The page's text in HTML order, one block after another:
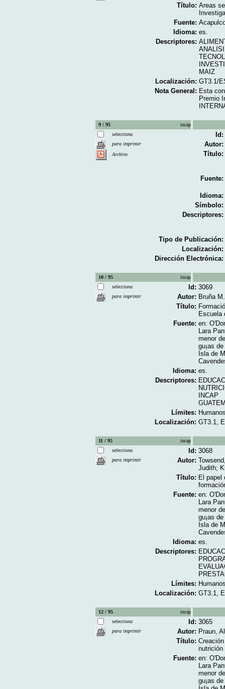
Título: Areas
Fuente:
Idioma: es.
Descriptores:
MAIZ
Localización: GT3.1/
Nota General: Esta
Premio
9 / 95
incap
selecciona
para imprimir
Archivo
Id:
Autor:
Título:
Fuente:
Idioma:
Símbolo:
Descriptores:
Tipo de Publicación:
Localización:
Dirección Electrónica:
10 / 95
incap
selecciona
para imprimir
Id: 3069
Autor: Bruña
Título:
Escuela
Fuente: en:
Lara
menor
gu¡as
Isla de
Idioma: es.
Descriptores:
INCAP
Límites:
Localización: GT3.1,
11 / 95
incap
selecciona
para imprimir
Id: 3068
Autor:
Judith;
Título: El papel
Fuente: en:
Lara
menor
gu¡as
Isla de
Idioma: es.
Descriptores:
Límites:
Localización: GT3.1,
12 / 95
incap
selecciona
para imprimir
Id: 3065
Autor: Praun,
Título:
nutrición
Fuente: en:
Lara
menor
gu¡as